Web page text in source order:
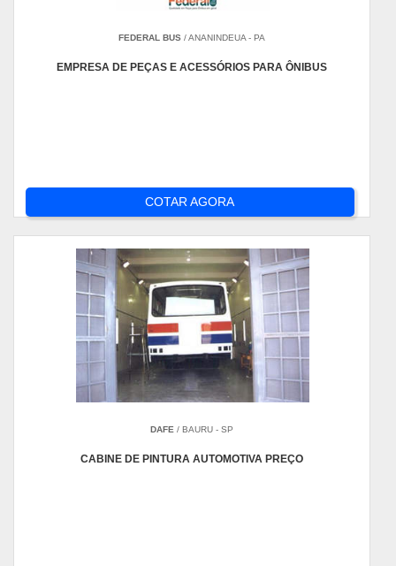
FEDERAL BUS / ANANINDEUA - PA
EMPRESA DE PEÇAS E ACESSÓRIOS PARA ÔNIBUS
COTAR AGORA
DAFE / BAURU - SP
CABINE DE PINTURA AUTOMOTIVA PREÇO